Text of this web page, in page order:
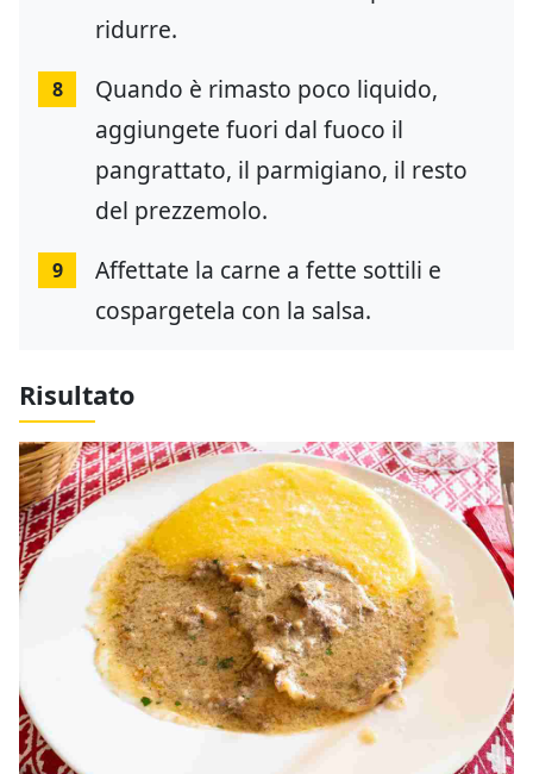
ridurre.
8
Quando è rimasto poco liquido,
aggiungete fuori dal fuoco il
pangrattato, il parmigiano, il resto
del prezzemolo.
9
Affettate la carne a fette sottili e
cospargetela con la salsa.
Risultato